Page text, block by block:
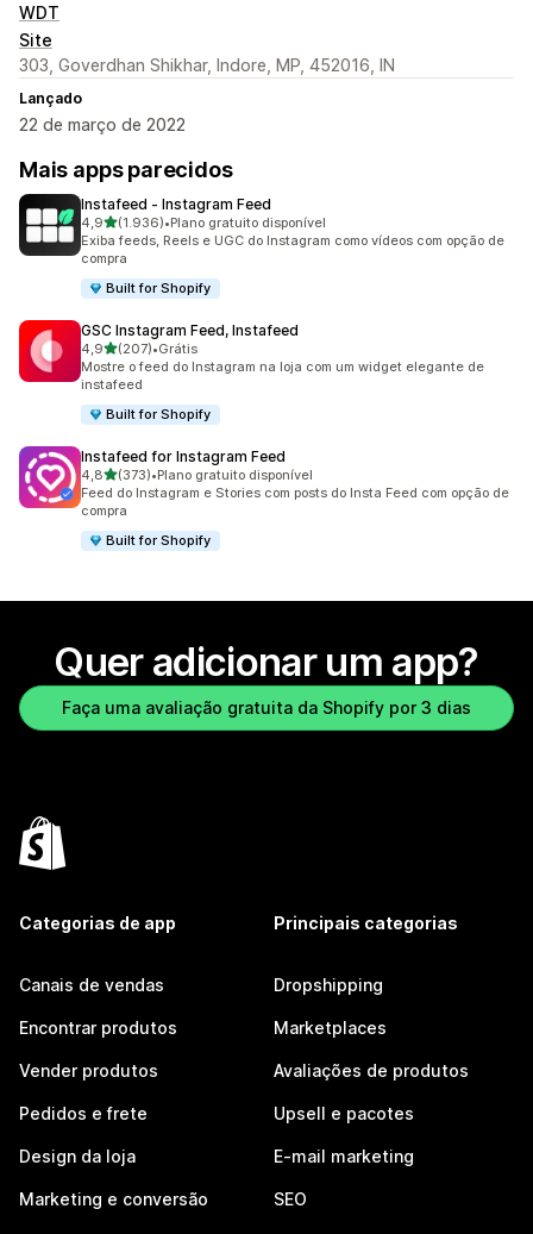
WDT
Site
303, Goverdhan Shikhar, Indore, MP, 452016, IN
Lançado
22 de março de 2022
Mais apps parecidos
Instafeed ‑ Instagram Feed
4,9de 5 estrelas
(1.936)
1936 avaliações ao todo
•Plano gratuito disponível
Exiba feeds, Reels e UGC do Instagram como vídeos com opção de
compra
Built for Shopify
GSC Instagram Feed, Instafeed
4,9de 5 estrelas
(207)
207 avaliações ao todo
•Grátis
Mostre o feed do Instagram na loja com um widget elegante de
instafeed
Built for Shopify
Instafeed for Instagram Feed
4,8de 5 estrelas
(373)
373 avaliações ao todo
•Plano gratuito disponível
Feed do Instagram e Stories com posts do Insta Feed com opção de
compra
Built for Shopify
Quer adicionar um app?
Faça uma avaliação gratuita da Shopify por 3 dias
Categorias de app
Canais de vendas
Encontrar produtos
Vender produtos
Pedidos e frete
Design da loja
Marketing e conversão
Principais categorias
Dropshipping
Marketplaces
Avaliações de produtos
Upsell e pacotes
E-mail marketing
SEO